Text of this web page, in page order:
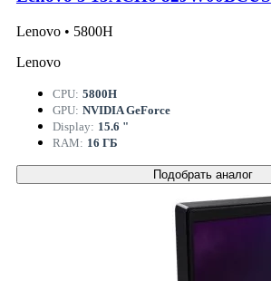
Lenovo • 5800H
Lenovo
CPU: 5800H
GPU: NVIDIA GeForce
Display: 15.6 "
RAM: 16 ГБ
Подобрать аналог